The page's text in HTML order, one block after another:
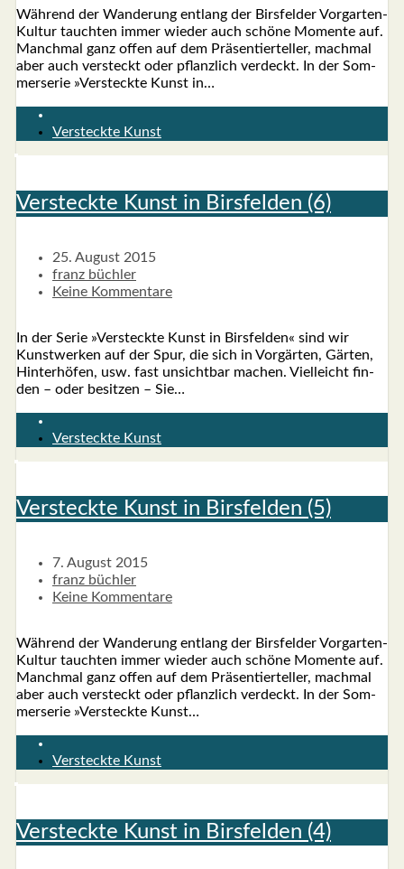
Wäh­rend der Wan­de­rung ent­lang der Birs­fel­der Vor­­­gar­­ten-
Kul­­tur tauch­ten immer wie­der auch schö­ne Momen­te auf.
Manch­mal ganz offen auf dem Prä­sen­tier­tel­ler, mach­mal
aber auch ver­steckt oder pflanz­lich ver­deckt. In der Som­
mer­se­rie »Ver­steck­te Kunst in…
Versteckte Kunst
Ver­steck­te Kunst in Birs­fel­den (6)
25. August 2015
franz büchler
Keine Kommentare
In der Serie »Ver­steck­te Kunst in Birs­fel­den« sind wir
Kunst­wer­ken auf der Spur, die sich in Vor­gär­ten, Gär­ten,
Hin­ter­hö­fen, usw. fast unsicht­bar machen. Viel­leicht fin­
den – oder besit­zen – Sie…
Versteckte Kunst
Ver­steck­te Kunst in Birs­fel­den (5)
7. August 2015
franz büchler
Keine Kommentare
Wäh­rend der Wan­de­rung ent­lang der Birs­fel­der Vor­­­gar­­ten-
Kul­­tur tauch­ten immer wie­der auch schö­ne Momen­te auf.
Manch­mal ganz offen auf dem Prä­sen­tier­tel­ler, mach­mal
aber auch ver­steckt oder pflanz­lich ver­deckt. In der Som­
mer­se­rie »Ver­steck­te Kunst…
Versteckte Kunst
Ver­steck­te Kunst in Birs­fel­den (4)